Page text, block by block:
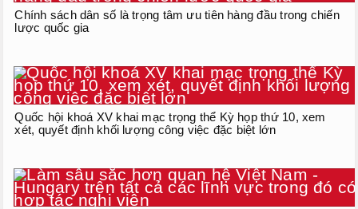
Chính sách dân số là trọng tâm ưu tiên hàng đầu trong chiến
lược quốc gia
Quốc hội khoá XV khai mạc trọng thể Kỳ họp thứ 10, xem
xét, quyết định khối lượng công việc đặc biệt lớn